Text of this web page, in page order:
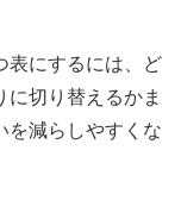
表にするには、ど
切り替えるかま
を減らしやすくな